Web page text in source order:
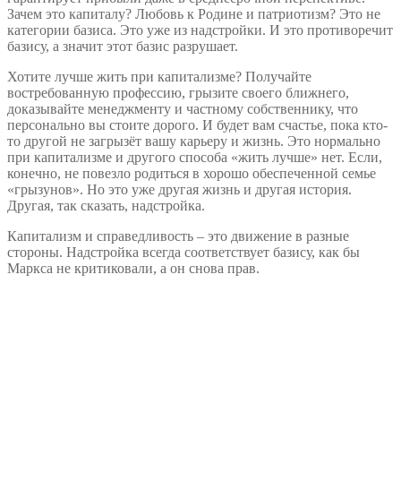
Зачем это капиталу? Любовь к Родине и патриотизм? Это не
категории базиса. Это уже из надстройки. И это противоречит
базису, а значит этот базис разрушает.
Хотите лучше жить при капитализме? Получайте
востребованную профессию, грызите своего ближнего,
доказывайте менеджменту и частному собственнику, что
персонально вы стоите дорого. И будет вам счастье, пока кто-
то другой не загрызёт вашу карьеру и жизнь. Это нормально
при капитализме и другого способа «жить лучше» нет. Если,
конечно, не повезло родиться в хорошо обеспеченной семье
«грызунов». Но это уже другая жизнь и другая история.
Другая, так сказать, надстройка.
Капитализм и справедливость – это движение в разные
стороны. Надстройка всегда соответствует базису, как бы
Маркса не критиковали, а он снова прав.